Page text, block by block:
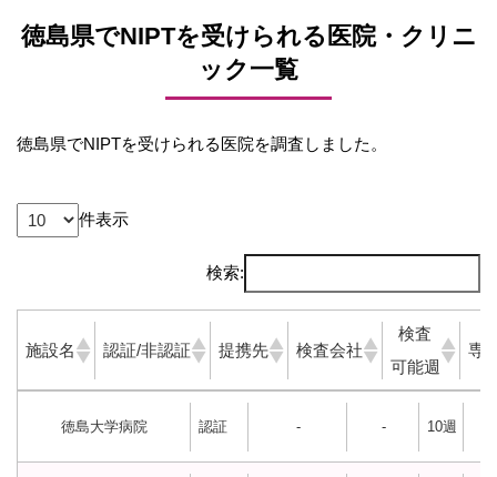
徳島県でNIPTを受けられる医院・クリニ
ック一覧
徳島県でNIPTを受けられる医院を調査しました。
件表示
検索:
施設名 認証/非認証 提携先 検査会社
検査
可能週
専
徳島大学病院 認証 - - 10週